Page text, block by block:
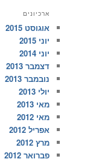
ארכיונים
אוגוסט 2015
יוני 2015
יוני 2014
דצמבר 2013
נובמבר 2013
יולי 2013
מאי 2013
מאי 2012
אפריל 2012
מרץ 2012
פברואר 2012